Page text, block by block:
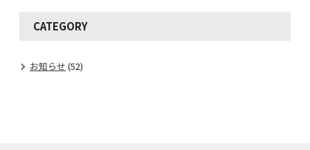
CATEGORY
お知らせ (52)